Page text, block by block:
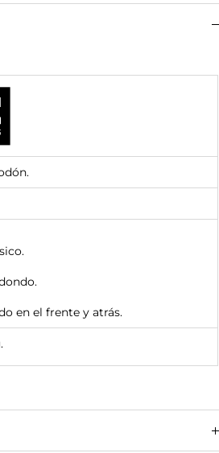
en el frente y atrás.